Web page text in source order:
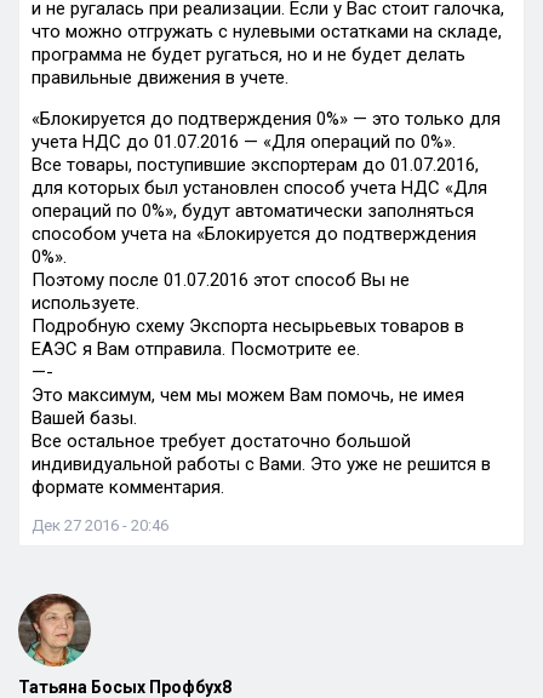
и не ругалась при реализации. Если у Вас стоит галочка,
что можно отгружать с нулевыми остатками на складе,
программа не будет ругаться, но и не будет делать
правильные движения в учете.
«Блокируется до подтверждения 0%» — это только для
учета НДС до 01.07.2016 — «Для операций по 0%».
Все товары, поступившие экспортерам до 01.07.2016,
для которых был установлен способ учета НДС «Для
операций по 0%», будут автоматически заполняться
способом учета на «Блокируется до подтверждения
0%».
Поэтому после 01.07.2016 этот способ Вы не
используете.
Подробную схему Экспорта несырьевых товаров в
ЕАЭС я Вам отправила. Посмотрите ее.
—-
Это максимум, чем мы можем Вам помочь, не имея
Вашей базы.
Все остальное требует достаточно большой
индивидуальной работы с Вами. Это уже не решится в
формате комментария.
Дек 27 2016 - 20:46
Татьяна Босых Профбух8